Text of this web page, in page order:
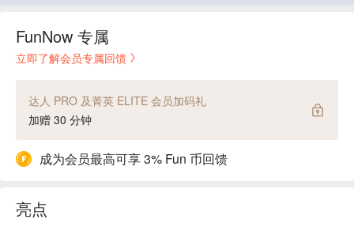
FunNow 专属
立即了解会员专属回馈
达人 PRO 及菁英 ELITE 会员加码礼
加赠 30 分钟
成为会员最高可享 3% Fun 币回馈
亮点